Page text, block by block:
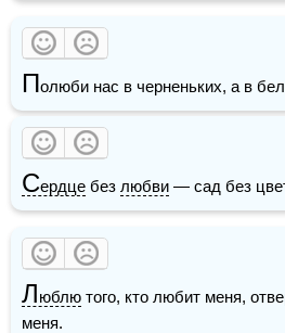
Полюби нас в черненьких, а в
Сердце без любви — сад без
Люблю того, кто любит меня,
меня.